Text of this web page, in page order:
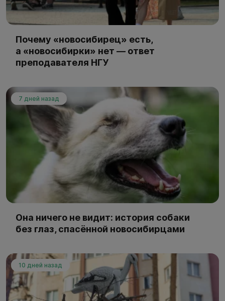
Почему «новосибирец» есть,
а «новосибирки» нет — ответ
преподавателя НГУ
7 дней назад
Она ничего не видит: история собаки
без глаз, спасённой новосибирцами
10 дней назад